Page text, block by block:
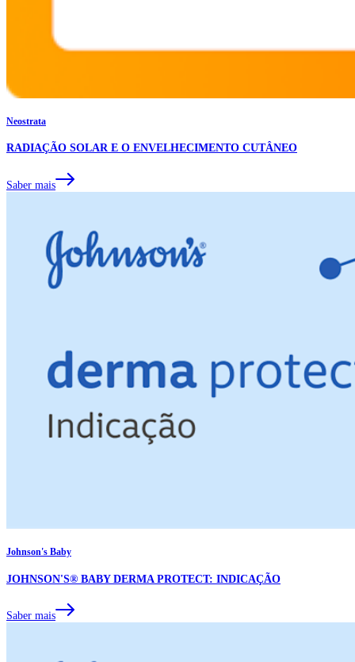
Neostrata
RADIAÇÃO SOLAR E O ENVELHECIMENTO CUTÂNEO
Saber mais
Johnson's Baby
JOHNSON'S® BABY DERMA PROTECT: INDICAÇÃO
Saber mais